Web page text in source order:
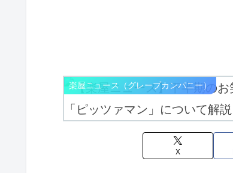
楽屋ニュース（グレープカンパニー）
X